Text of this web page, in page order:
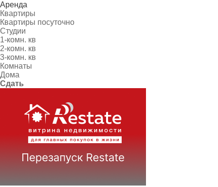
Аренда
Квартиры
Квартиры посуточно
Студии
1-комн. кв
2-комн. кв
3-комн. кв
Комнаты
Дома
Сдать